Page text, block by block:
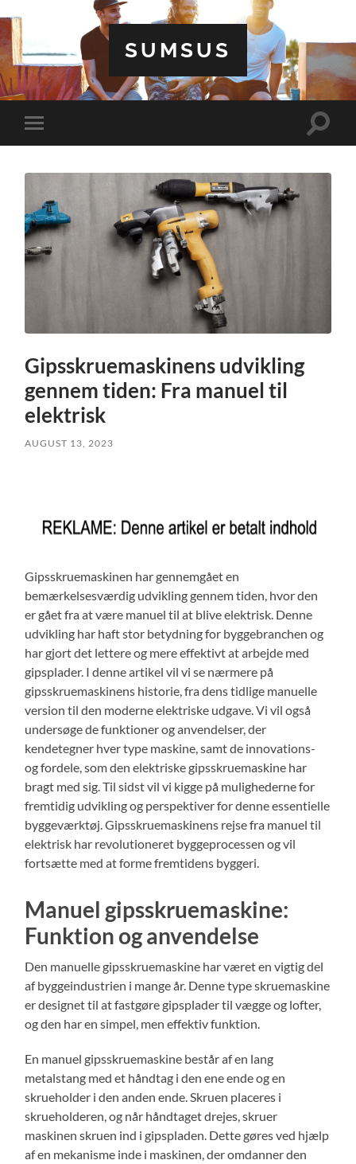
SUMSUS
Toggle
mobile
Toggle
Gipsskruemaskinens udvikling
gennem tiden: Fra manuel til
elektrisk
AUGUST 13, 2023
Gipsskruemaskinen har gennemgået en
bemærkelsesværdig udvikling gennem tiden, hvor den
er gået fra at være manuel til at blive elektrisk. Denne
udvikling har haft stor betydning for byggebranchen og
har gjort det lettere og mere effektivt at arbejde med
gipsplader. I denne artikel vil vi se nærmere på
gipsskruemaskinens historie, fra dens tidlige manuelle
version til den moderne elektriske udgave. Vi vil også
undersøge de funktioner og anvendelser, der
kendetegner hver type maskine, samt de innovations-
og fordele, som den elektriske gipsskruemaskine har
bragt med sig. Til sidst vil vi kigge på mulighederne for
fremtidig udvikling og perspektiver for denne essentielle
byggeværktøj. Gipsskruemaskinens rejse fra manuel til
elektrisk har revolutioneret byggeprocessen og vil
fortsætte med at forme fremtidens byggeri.
Manuel gipsskruemaskine:
Funktion og anvendelse
Den manuelle gipsskruemaskine har været en vigtig del
af byggeindustrien i mange år. Denne type skruemaskine
er designet til at fastgøre gipsplader til vægge og lofter,
og den har en simpel, men effektiv funktion.
En manuel gipsskruemaskine består af en lang
metalstang med et håndtag i den ene ende og en
skrueholder i den anden ende. Skruen placeres i
skrueholderen, og når håndtaget drejes, skruer
maskinen skruen ind i gipspladen. Dette gøres ved hjælp
af en mekanisme inde i maskinen, der omdanner den